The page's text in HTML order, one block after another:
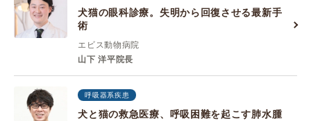
犬猫の眼科診療。失明から回復させる最新手
術
エビス動物病院
山下 洋平院長
呼吸器系疾患
犬と猫の救急医療、呼吸困難を起こす肺水腫